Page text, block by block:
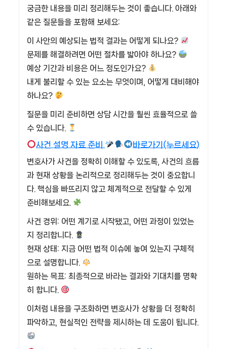
궁금한 내용을 미리 정리해두는 것이 좋습니다. 아래와
같은 질문들을 포함해 보세요:
이 사안의 예상되는 법적 결과는 어떻게 되나요?
문제를 해결하려면 어떤 절차를 밟아야 하나요?
예상 기간과 비용은 어느 정도인가요?
내게 불리할 수 있는 요소는 무엇이며, 어떻게 대비해야
하나요?
질문을 미리 준비하면 상담 시간을 훨씬 효율적으로 쓸
수 있습니다.
사건 설명 자료 준비 바로가기(누르세요)
변호사가 사건을 정확히 이해할 수 있도록, 사건의 흐름
과 현재 상황을 논리적으로 정리해두는 것이 중요합니
다. 핵심을 빠뜨리지 않고 체계적으로 전달할 수 있게
준비해보세요.
사건 경위: 어떤 계기로 시작됐고, 어떤 과정이 있었는
지 정리합니다.
현재 상태: 지금 어떤 법적 이슈에 놓여 있는지 구체적
으로 설명합니다.
원하는 목표: 최종적으로 바라는 결과와 기대치를 명확
히 합니다.
이처럼 내용을 구조화하면 변호사가 상황을 더 정확히
파악하고, 현실적인 전략을 제시하는 데 도움이 됩니다.